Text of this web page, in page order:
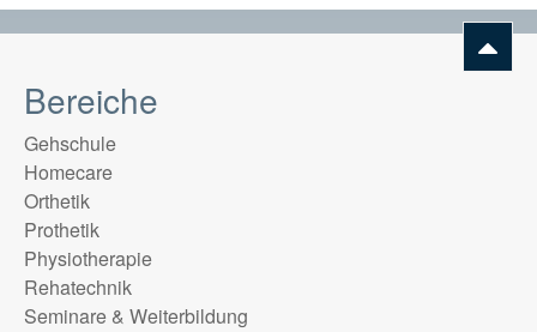
Bereiche
Gehschule
Homecare
Orthetik
Prothetik
Physiotherapie
Rehatechnik
Seminare & Weiterbildung